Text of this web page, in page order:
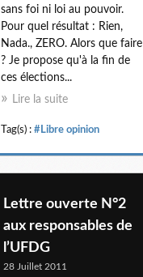
sans foi ni loi au pouvoir.
Pour quel résultat : Rien,
Nada., ZERO. Alors que faire
? Je propose qu'à la fin de
ces élections...
Lire la suite
Tag(s) : #Libre opinion
Lettre ouverte N°2
aux responsables de
l’UFDG
28 Juillet 2011